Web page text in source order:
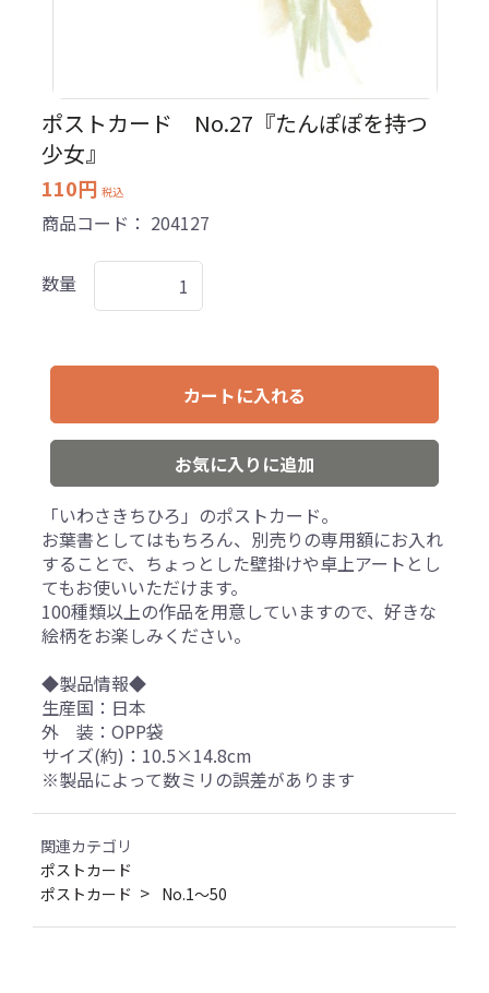
ポストカード No.27『たんぽぽを持つ
少女』
110円 税込
商品コード： 204127
数量
カートに入れる
お気に入りに追加
「いわさきちひろ」のポストカード。
お葉書としてはもちろん、別売りの専用額にお入れ
することで、ちょっとした壁掛けや卓上アートとし
てもお使いいただけます。
100種類以上の作品を用意していますので、好きな
絵柄をお楽しみください。
◆製品情報◆
生産国：日本
外 装：OPP袋
サイズ(約)：10.5×14.8cm
※製品によって数ミリの誤差があります
関連カテゴリ
ポストカード
ポストカード
No.1～50